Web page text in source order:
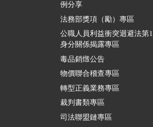
例分享
法務部獎項（勵）專區
公職人員利益衝突迴避法第
身分關係揭露專區
毒品銷燬公告
物價聯合稽查專區
轉型正義業務專區
裁判書類專區
司法聯盟鏈專區